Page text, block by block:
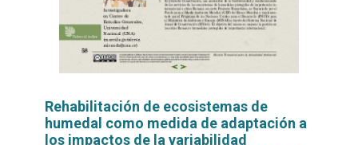
Rehabilitación de ecosistemas de
humedal como medida de adaptación a
los impactos de la variabilidad